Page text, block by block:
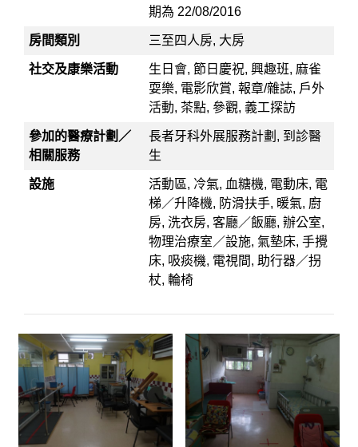
期為 22/08/2016
房間類別 三至四人房, 大房
社交及康樂活動
生日會, 節日慶祝, 興趣班, 麻雀
耍樂, 電影欣賞, 報章/雜誌, 戶外
活動, 茶點, 參觀, 義工探訪
參加的醫療計劃／
相關服務
長者牙科外展服務計劃, 到診醫
生
設施
活動區, 冷氣, 血糖機, 電動床, 電
梯／升降機, 防滑扶手, 暖氣, 廚
房, 洗衣房, 客廳／飯廳, 辦公室,
物理治療室／設施, 氣墊床, 手攪
床, 吸痰機, 電視間, 助行器／拐
杖, 輪椅